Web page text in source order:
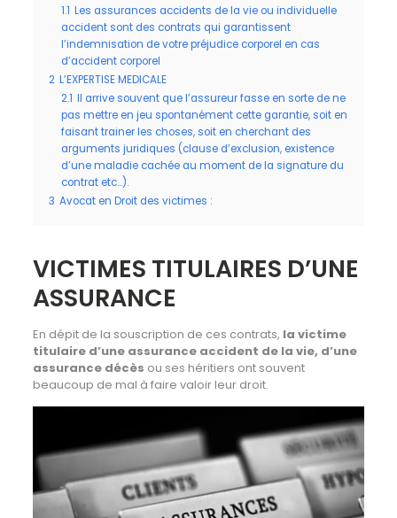
1.1 Les assurances accidents de la vie ou individuelle
accident sont des contrats qui garantissent
l’indemnisation de votre préjudice corporel en cas
d’accident corporel
2 L’EXPERTISE MEDICALE
2.1 Il arrive souvent que l’assureur fasse en sorte de ne
pas mettre en jeu spontanément cette garantie, soit en
faisant trainer les choses, soit en cherchant des
arguments juridiques (clause d’exclusion, existence
d’une maladie cachée au moment de la signature du
contrat etc…).
3 Avocat en Droit des victimes :
VICTIMES TITULAIRES D’UNE
ASSURANCE
En dépit de la souscription de ces contrats, la victime
titulaire d’une assurance accident de la vie, d’une
assurance décès ou ses héritiers ont souvent
beaucoup de mal à faire valoir leur droit.